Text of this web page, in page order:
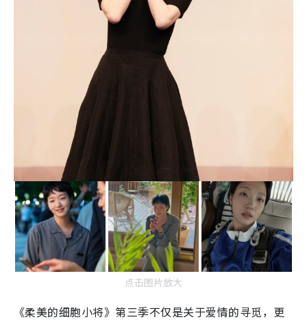
点击图片放大
《柔美的细胞小将》第三季不仅是关于爱情的寻觅，更